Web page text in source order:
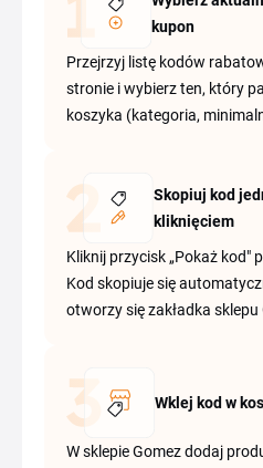
kupon
Przejrzyj listę kodów
stronie i wybierz ten, który
koszyka (kategoria,
Skopiuj kod
kliknięciem
Kliknij przycisk „Pokaż kod"
Kod skopiuje się
otworzy się zakładka sklepu
Wklej kod w
W sklepie Gomez dodaj